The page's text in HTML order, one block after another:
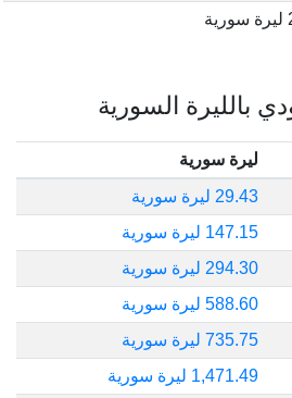
بالليرة السورية
ليرة سورية
29.43 ليرة سورية
147.15 ليرة سورية
294.30 ليرة سورية
588.60 ليرة سورية
735.75 ليرة سورية
1,471.49 ليرة سورية